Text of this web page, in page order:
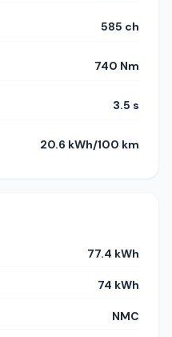
585 ch
740 Nm
3.5 s
20.6 kWh/100 km
77.4 kWh
74 kWh
NMC